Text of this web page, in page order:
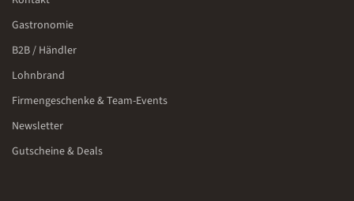
Gastronomie
B2B / Händler
Lohnbrand
Firmengeschenke & Team-Events
Newsletter
Gutscheine & Deals